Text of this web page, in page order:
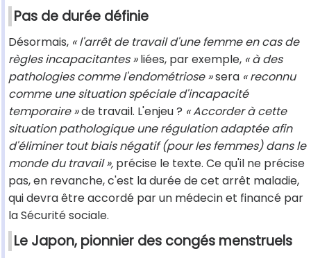
Pas de durée définie
Désormais, « l'arrêt de travail d'une femme en cas de
règles incapacitantes »liées, par exemple, « à des
pathologies comme l'endométriose »sera « reconnu
comme une situation spéciale d'incapacité
temporaire »de travail. L'enjeu ? « Accorder à cette
situation pathologique une régulation adaptée afin
d'éliminer tout biais négatif (pour les femmes) dans le
monde du travail », précise le texte. Ce qu'il ne précise
pas, en revanche, c'est la durée de cet arrêt maladie,
qui devra être accordé par un médecin et financé par
la Sécurité sociale.
Le Japon, pionnier des congés menstruels